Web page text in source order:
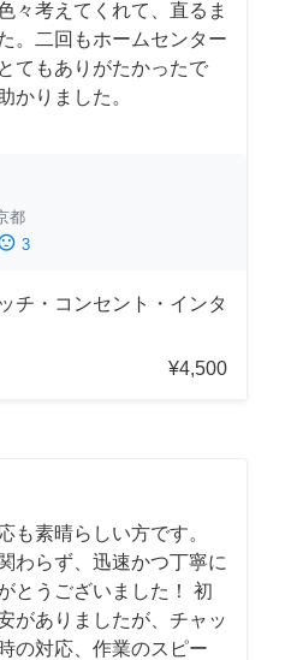
々考えてくれて、直るま
。二回もホームセンター
てもありがたかったで
かりました。
都
3
チ・コンセント・インタ
¥4,500
も素晴らしい方です。
わらず、迅速かつ丁寧に
とうございました！ 初
がありましたが、チャッ
の対応、作業のスピー